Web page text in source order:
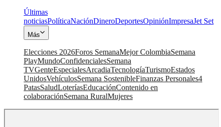
Últimas
noticiasPolíticaNaciónDineroDeportesOpiniónImpresaJet Set
Más
Elecciones 2026Foros SemanaMejor ColombiaSemana
PlayMundoConfidencialesSemana
TVGenteEspecialesArcadiaTecnologíaTurismoEstados
UnidosVehículosSemana SostenibleFinanzas Personales4
PatasSaludLoteríasEducaciónContenido en
colaboraciónSemana RuralMujeres